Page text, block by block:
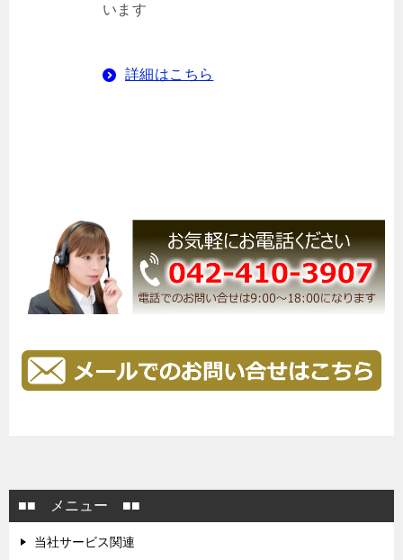
います
詳細はこちら
■■ メニュー ■■
当社サービス関連